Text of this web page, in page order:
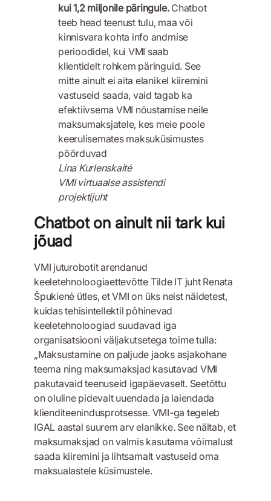
kui 1,2 miljonile päringule. Chatbot
teeb head teenust tulu, maa või
kinnisvara kohta info andmise
perioodidel, kui VMI saab
klientidelt rohkem päringuid. See
mitte ainult ei aita elanikel kiiremini
vastuseid saada, vaid tagab ka
efektiivsema VMI nõustamise neile
maksumaksjatele, kes meie poole
keerulisemates maksuküsimustes
pöörduvad
Lina Kurlenskaitė
VMI virtuaalse assistendi
projektijuht
Chatbot on ainult nii tark kui
jõuad
VMI juturobotit arendanud
keeletehnoloogiaettevõtte Tilde IT juht Renata
Špukienė ütles, et VMI on üks neist näidetest,
kuidas tehisintellektil põhinevad
keeletehnoloogiad suudavad iga
organisatsiooni väljakutsetega toime tulla:
„Maksustamine on paljude jaoks asjakohane
teema ning maksumaksjad kasutavad VMI
pakutavaid teenuseid igapäevaselt. Seetõttu
on oluline pidevalt uuendada ja laiendada
klienditeenindusprotsesse. VMI-ga tegeleb
IGAL aastal suurem arv elanikke. See näitab, et
maksumaksjad on valmis kasutama võimalust
saada kiiremini ja lihtsamalt vastuseid oma
maksualastele küsimustele.